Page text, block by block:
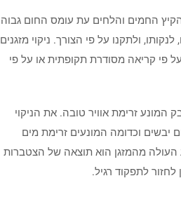
הקיץ החמים והלחים עת עומס החום גבוה
ולתקנו על פי הצורך. ניקוי מזגנים
פי קריאה מסודרת תקופתית או על פי
המונע זרימת אוויר טובה. את הניקוי
יבשים וכדומה המונעים זרימת מים
העולה מהמזגן הוא תוצאה של הצטברות
לתפקוד רגיל.